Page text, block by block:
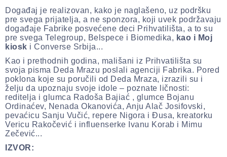
Događaj je realizovan, kako je naglašeno, uz podršku
pre svega prijatelja, a ne sponzora, koji uvek podržavaju
događaje Fabrike posvećene deci Prihvatilišta, a to su
pre svega Telegroup, Belspece i Biomedika, kao i Moj
kiosk i Converse Srbija...
Kao i prethodnih godina, mališani iz Prihvatilišta su
svoja pisma Deda Mrazu poslali agenciji Fabrika. Pored
poklona koje su poručili od Deda Mraza, izrazili su i
želju da upoznaju svoje idole – poznate ličnosti:
reditelja i glumca Radoša Bajiać , glumce Bojanu
Ordinaćev, Nenada Okanovića, Anju Alač Josifovski,
pevaćicu Sanju Vučić, repere Nigora i Đusa, kreatorku
Vericu Rakočević i influenserke Ivanu Korab i Mimu
Zečević...
IZVOR: